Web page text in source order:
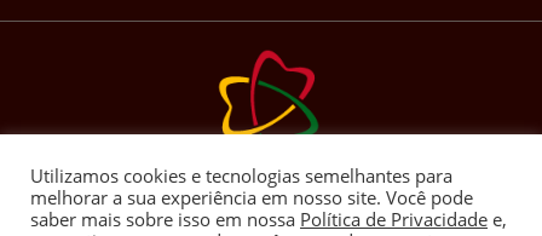
Utilizamos cookies e tecnologias semelhantes para
melhorar a sua experiência em nosso site. Você pode
saber mais sobre isso em nossa Política de Privacidade e,